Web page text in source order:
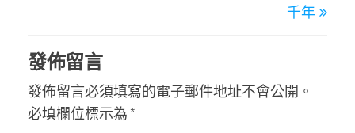
千年
發佈留言
發佈留言必須填寫的電子郵件地址不會公開。
必填欄位標示為 *